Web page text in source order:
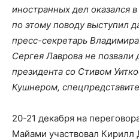
иностранных дел оказался
по этому поводу выступил
пресс-секретарь
Сергея Лаврова не позвали
президента со Стивом
Кушнером,
20-21 декабря на
Майами участвовал Кирилл